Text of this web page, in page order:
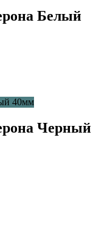
Белый
Черный